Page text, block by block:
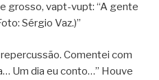
grosso, vapt-vupt: “A gente
Sérgio Vaz.)”
Comentei com
Um dia eu conto…” Houve